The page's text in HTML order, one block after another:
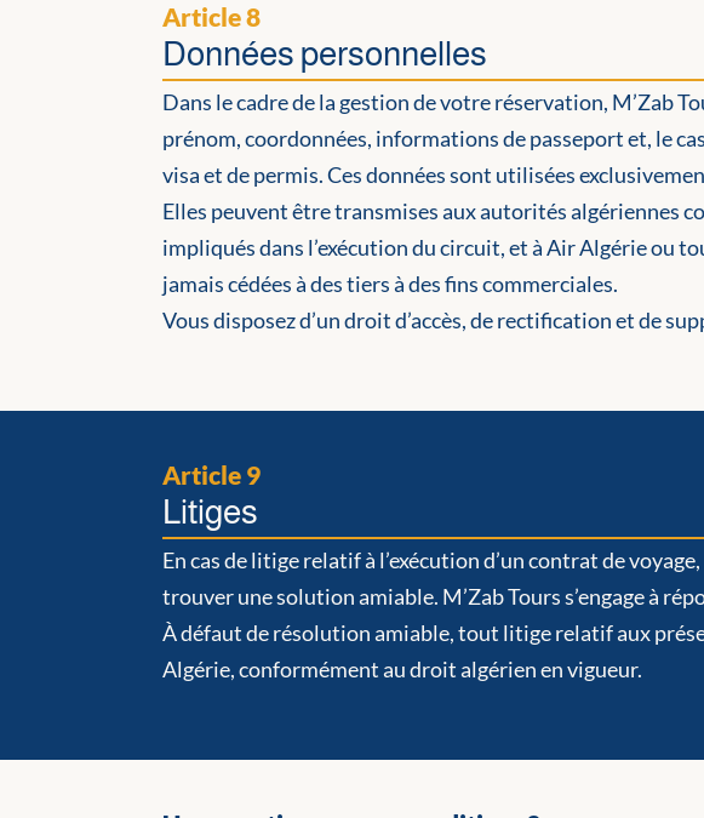
Article 8
Données personnelles
Dans le cadre de la gestion de votre réservation, M’Zab
prénom, coordonnées, informations de passeport et, le
visa et de permis. Ces données sont utilisées
Elles peuvent être transmises aux autorités algériennes
impliqués dans l’exécution du circuit, et à Air Algérie ou
jamais cédées à des tiers à des fins commerciales.
Vous disposez d’un droit d’accès, de rectification et de
Article 9
Litiges
En cas de litige relatif à l’exécution d’un contrat de
trouver une solution amiable. M’Zab Tours s’engage à
À défaut de résolution amiable, tout litige relatif aux
Algérie, conformément au droit algérien en vigueur.